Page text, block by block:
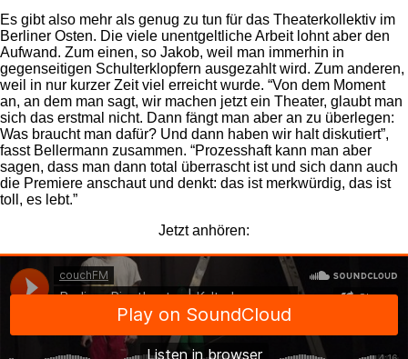
Es gibt also mehr als genug zu tun für das Theaterkollektiv im
Berliner Osten. Die viele unentgeltliche Arbeit lohnt aber den
Aufwand. Zum einen, so Jakob, weil man immerhin in
gegenseitigen Schulterklopfern ausgezahlt wird. Zum anderen,
weil in nur kurzer Zeit viel erreicht wurde. “Von dem Moment
an, an dem man sagt, wir machen jetzt ein Theater, glaubt man
sich das erstmal nicht. Dann fängt man aber an zu überlegen:
Was braucht man dafür? Und dann haben wir halt diskutiert”,
fasst Bellermann zusammen. “Prozesshaft kann man aber
sagen, dass man dann total überrascht ist und sich dann auch
die Premiere anschaut und denkt: das ist merkwürdig, das ist
toll, es lebt.”
Jetzt anhören: